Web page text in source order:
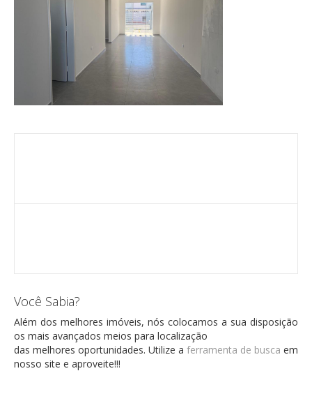
Você Sabia?
Além dos melhores imóveis, nós colocamos a sua disposição
os mais avançados meios para localização
das melhores oportunidades. Utilize a ferramenta de busca em
nosso site e aproveite!!!